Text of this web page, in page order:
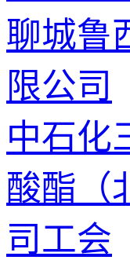
聊城鲁
限公司
中石化
酸酯（
司工会